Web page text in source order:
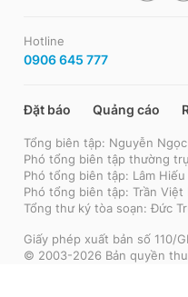
Hotline
0906 645 777
Đặt báo Quảng cáo
Tổng biên tập: Nguyễn Ngọc
Phó tổng biên tập thường
Phó tổng biên tập: Lâm Hiếu
Phó tổng biên tập: Trần Việt
Tổng thư ký tòa soạn: Đức
Giấy phép xuất bản số 110/
© 2003-2026 Bản quyền